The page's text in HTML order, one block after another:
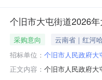
个旧市大屯街道2026
采购意向 云南省｜红河
招标单位： 个旧市人民政府大
正文内容： 个旧市人民政府